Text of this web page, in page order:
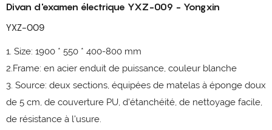
Divan d'examen électrique YXZ-009 - Yongxin
YXZ-009
1. Size: 1900 * 550 * 400-800 mm
2.Frame: en acier enduit de puissance, couleur blanche
3. Source: deux sections, équipées de matelas à éponge doux
de 5 cm, de couverture PU, d'étanchéité, de nettoyage facile,
de résistance à l'usure.